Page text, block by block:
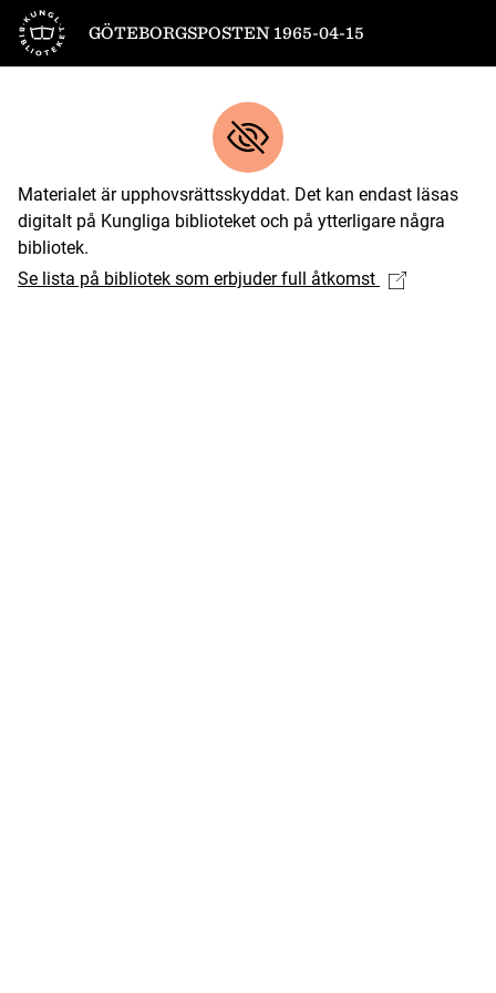
Till startsidan
GÖTEBORGSPOSTEN 1965-04-15
Materialet är upphovsrättsskyddat. Det kan endast läsas
digitalt på Kungliga biblioteket och på ytterligare några
bibliotek.
Se lista på bibliotek som erbjuder full åtkomst